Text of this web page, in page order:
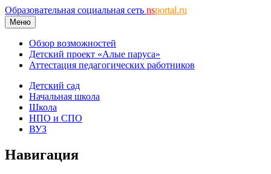
Образовательная социальная сеть nsportal.ru
Меню
Обзор возможностей
Детский проект «Алые паруса»
Аттестация педагогических работников
Детский сад
Начальная школа
Школа
НПО и СПО
ВУЗ
Навигация